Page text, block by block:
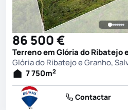
86 500 €
Glória do Ribatejo e Granho,
7 750m2
Contactar